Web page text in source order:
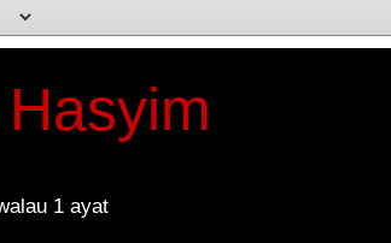
1 ayat